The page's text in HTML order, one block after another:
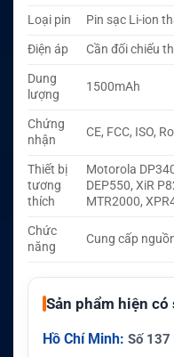
Loại pin
Pin sạc Li-ion
Điện áp
Cần đối chiếu
Dung
lượng
1500mAh
Chứng
nhận
CE, FCC, ISO,
Thiết bị
tương
thích
Motorola
DEP550, XiR
MTR2000,
Chức
năng
Cung cấp
Sản phẩm hiện có
Hồ Chí Minh: Số 137